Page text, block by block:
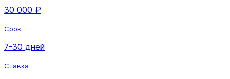
30 000 ₽
Срок
7-30 дней
Ставка